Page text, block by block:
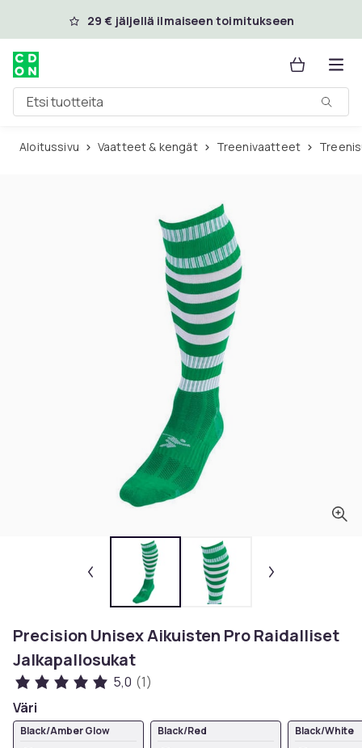
Ohita ja siirry pääsisältöön
29 € jäljellä ilmaiseen toimitukseen
Etsi tuotteita
Aloitussivu Vaatteet & kengät Treenivaatteet
Precision Unisex Aikuisten Pro Raidalliset
Jalkapallosukat
5,0 (1)
Väri
Black/Amber Glow
Black/Red
Black/White